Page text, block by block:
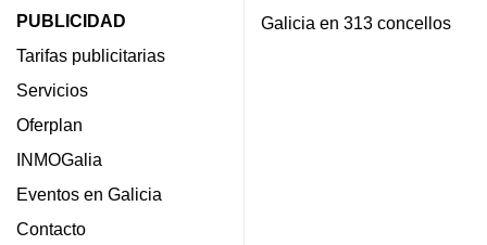
PUBLICIDAD
Tarifas publicitarias
Servicios
Oferplan
INMOGalia
Eventos en Galicia
Contacto
Galicia en 313 concellos